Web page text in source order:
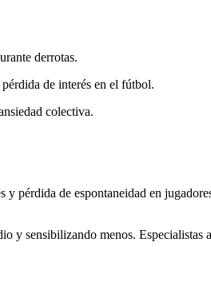
derrotas.
de interés en el fútbol.
colectiva.
pérdida de espontaneidad en
sensibilizando menos. Especialistas